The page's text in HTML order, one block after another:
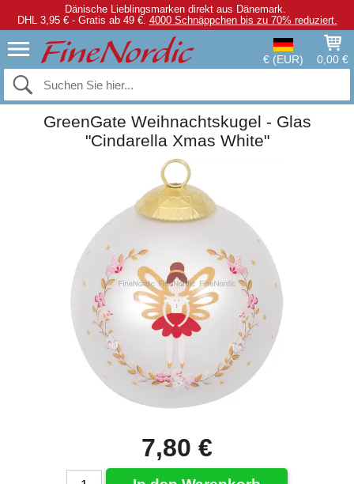
Dänische Lieblingsmarken direkt aus Dänemark.
DHL 3,95 € - Gratis ab 49 €. 4000 Schnäppchen bis zu 70% reduziert.
€ (EUR) 0,00 €
GreenGate Weihnachtskugel - Glas
"Cindarella Xmas White"
7,80 €